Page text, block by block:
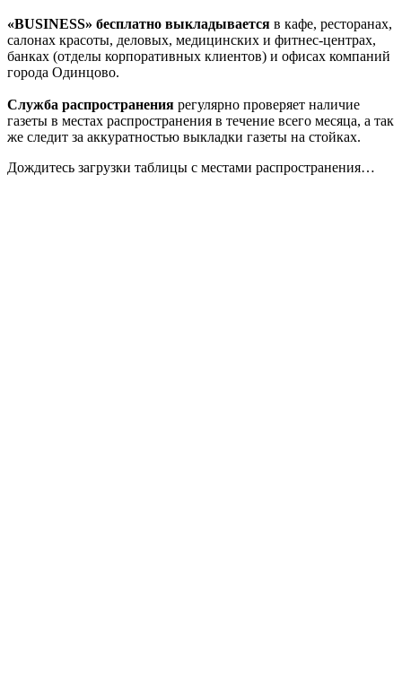
«BUSINESS» бесплатно выкладывается в кафе, ресторанах,
салонах красоты, деловых, медицинских и фитнес-центрах,
банках (отделы корпоративных клиентов) и офисах компаний
города Одинцово.
Служба распространения регулярно проверяет наличие
газеты в местах распространения в течение всего месяца, а так
же следит за аккуратностью выкладки газеты на стойках.
Дождитесь загрузки таблицы с местами распространения…